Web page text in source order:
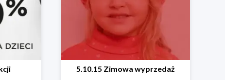
5.10.15 Zimowa wyprzedaż